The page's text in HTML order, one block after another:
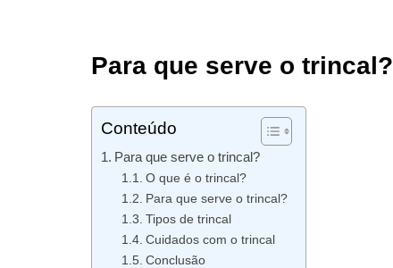
Para que serve o trincal?
Conteúdo
Para que serve o trincal?
O que é o trincal?
Para que serve o trincal?
Tipos de trincal
Cuidados com o trincal
Conclusão